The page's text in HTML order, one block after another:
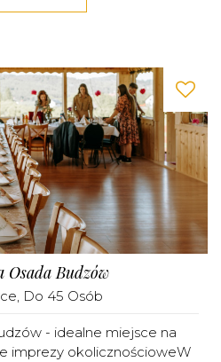
Osada Budzów
, Do 45 Osób
- idealne miejsce na
imprezy okolicznościoweW